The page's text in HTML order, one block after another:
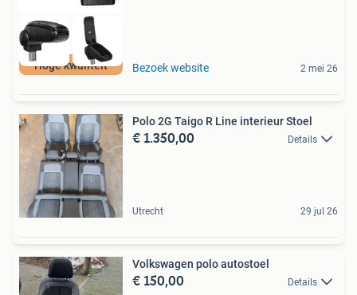
Hoge kwaliteit Bezoek website 2 mei 26
Polo 2G Taigo R Line interieur Stoel
€ 1.350,00 Details
Utrecht 29 jul 26
Volkswagen polo autostoel
€ 150,00 Details